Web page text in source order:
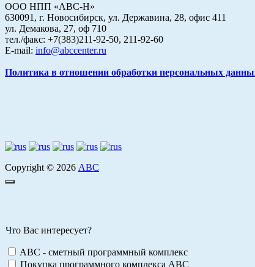
ООО НПП «АВС-Н»
630091, г. Новосибирск, ул. Державина, 28, офис 411
ул. Демакова, 27, оф 710
тел./факс: +7(383)211-92-50, 211-92-60
E-mail: info@abccenter.ru
Политика в отношении обработки персональных
Copyright © 2026 АВС
Что Вас интересует?
ABC - сметный программный комплекс
Покупка программного комплекса АВС